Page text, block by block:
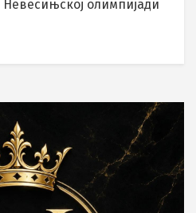
олимпијади